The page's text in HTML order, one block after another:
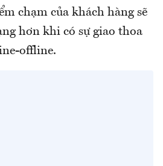
chạm của khách hàng sẽ
hơn khi có sự giao thoa
offline.